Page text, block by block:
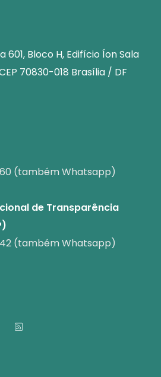
601, Bloco H, Edifício Íon Sala
70830-018 Brasília / DF
(também Whatsapp)
de Transparência
(também Whatsapp)